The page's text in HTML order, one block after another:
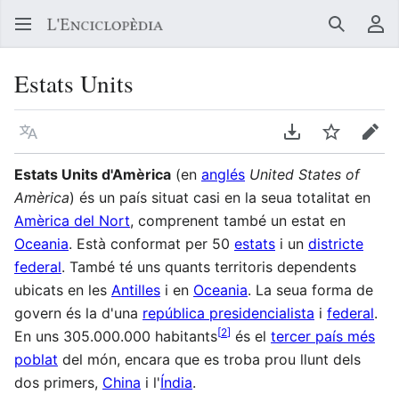
Buscar
Estats Units
Llegir en un atre idioma Descarregar en
Vigilar
Estats Units d'Amèrica (en anglés United States of
Amèrica) és un país situat casi en la seua totalitat en
Amèrica del Nort, comprenent també un estat en
Oceania. Està conformat per 50 estats i un districte
federal. També té uns quants territoris dependents
ubicats en les Antilles i en Oceania. La seua forma de
govern és la d'una república presidencialista i federal.
En uns 305.000.000 habitants[2] és el tercer país més
poblat del món, encara que es troba prou llunt dels
dos primers, China i l'Índia.